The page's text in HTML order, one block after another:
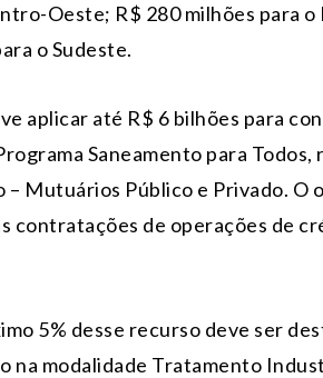
Oeste; R$ 280 milhões para
o Sudeste.
aplicar até R$ 6 bilhões para
Saneamento para
Mutuários Público e Privado. O
contratações de operações de
5% desse recurso deve ser
na modalidade Tratamento